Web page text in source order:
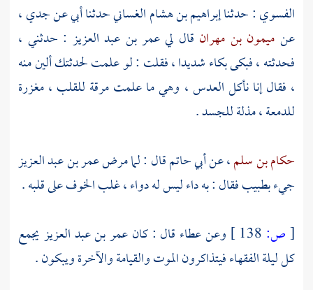
الفسوي: حدثناإبراهيم بن هشام الغسانيحدثنا أبي عن جدي ،
عن ميمون بن مهران قال ليعمر بن عبد العزيز : حدثني ،
فحدثته ، فبكى بكاء شديدا ، فقلت : لو علمت لحدثتك ألين منه
، فقال إنا نأكل العدس ، وهي ما علمت مرقة للقلب ، مغزرة
للدمعة ، مذلة للجسد .
حكام بن سلم، عنأبي حاتمقال : لما مرضعمر بن عبد العزيز
جيء بطبيب فقال : به داء ليس له دواء ، غلب الخوف على قلبه .
[ص: وعنعطاء قال : كانعمر بن عبد العزيزيجمع
كل ليلة الفقهاء فيتذاكرون الموت والقيامة والآخرة ويبكون .